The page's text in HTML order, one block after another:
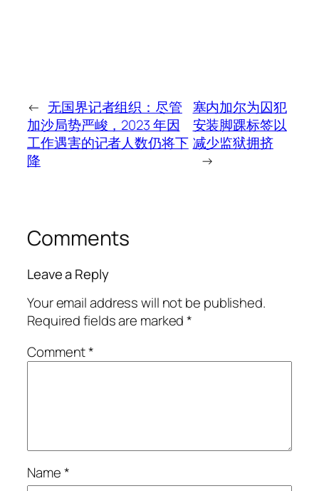
← 无国界记者组织：尽管
加沙局势严峻，2023 年因
工作遇害的记者人数仍将下
降
塞内加尔为囚犯
安装脚踝标签以
减少监狱拥挤
→
Comments
Leave a Reply
Your email address will not be published.
Required fields are marked*
Comment*
Name*